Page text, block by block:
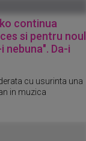
continua
si pentru noul
nebuna". Da-i
cu usurinta una
in muzica